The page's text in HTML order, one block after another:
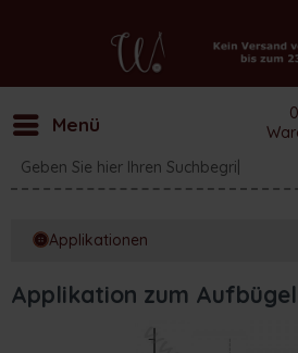
Menü
Applikationen
Applikation zum